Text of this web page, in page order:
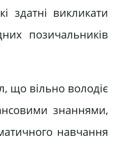
здатні викликати
позичальників
що вільно володіє
знаннями,
навчання